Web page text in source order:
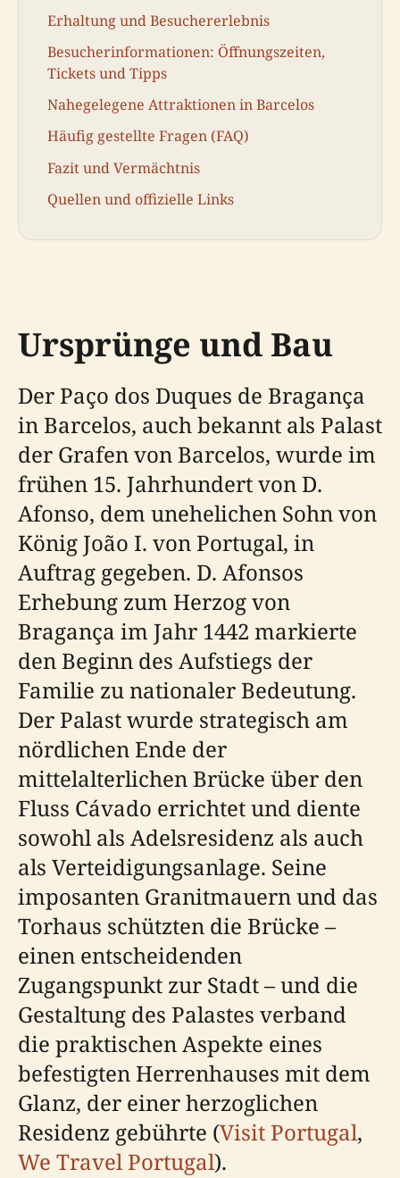
Erhaltung und Besuchererlebnis
Besucherinformationen: Öffnungszeiten,
Tickets und Tipps
Nahegelegene Attraktionen in Barcelos
Häufig gestellte Fragen (FAQ)
Fazit und Vermächtnis
Quellen und offizielle Links
Ursprünge und Bau
Der Paço dos Duques de Bragança
in Barcelos, auch bekannt als Palast
der Grafen von Barcelos, wurde im
frühen 15. Jahrhundert von D.
Afonso, dem unehelichen Sohn von
König João I. von Portugal, in
Auftrag gegeben. D. Afonsos
Erhebung zum Herzog von
Bragança im Jahr 1442 markierte
den Beginn des Aufstiegs der
Familie zu nationaler Bedeutung.
Der Palast wurde strategisch am
nördlichen Ende der
mittelalterlichen Brücke über den
Fluss Cávado errichtet und diente
sowohl als Adelsresidenz als auch
als Verteidigungsanlage. Seine
imposanten Granitmauern und das
Torhaus schützten die Brücke –
einen entscheidenden
Zugangspunkt zur Stadt – und die
Gestaltung des Palastes verband
die praktischen Aspekte eines
befestigten Herrenhauses mit dem
Glanz, der einer herzoglichen
Residenz gebührte (Visit Portugal,
We Travel Portugal).